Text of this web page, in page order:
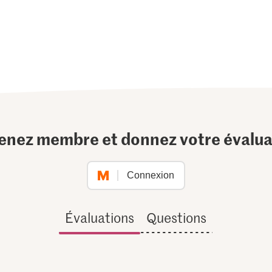
membre et donnez votre
Connexion
Évaluations Questions